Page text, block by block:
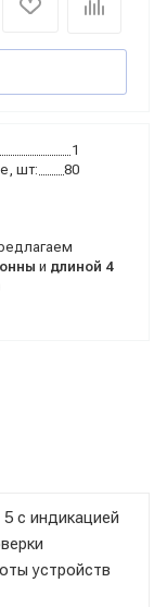
1
шт:
80
и длиной 4
с индикацией
устройств